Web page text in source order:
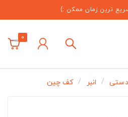
ترین زمان ممکن :)
0
دستی انبر کف چین